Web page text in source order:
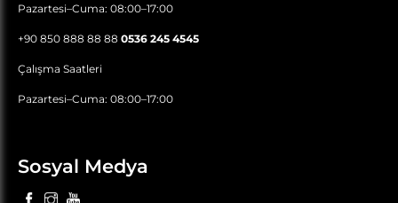
Pazartesi–Cuma: 08:00–17:00
+90 850 888 88 88 0536 245 4545
Çalışma Saatleri
Pazartesi–Cuma: 08:00–17:00
Sosyal Medya